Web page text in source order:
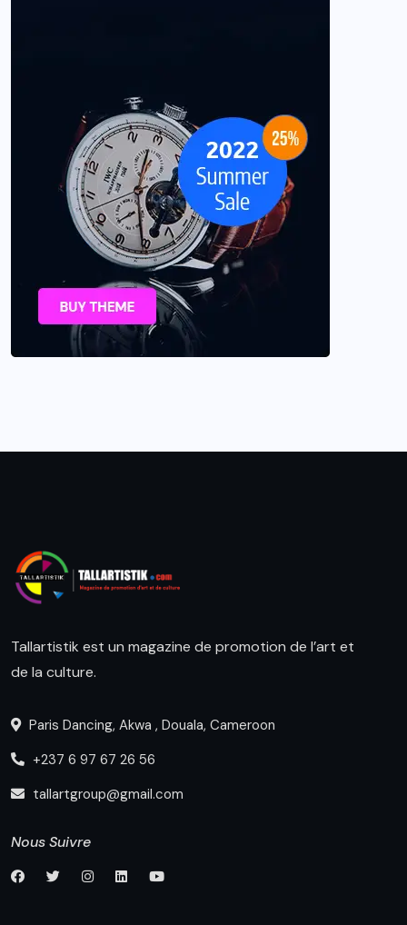
Tallartistik est un magazine de promotion de l’art et
de la culture.
Paris Dancing, Akwa , Douala, Cameroon
+237 6 97 67 26 56
tallartgroup@gmail.com
Nous Suivre